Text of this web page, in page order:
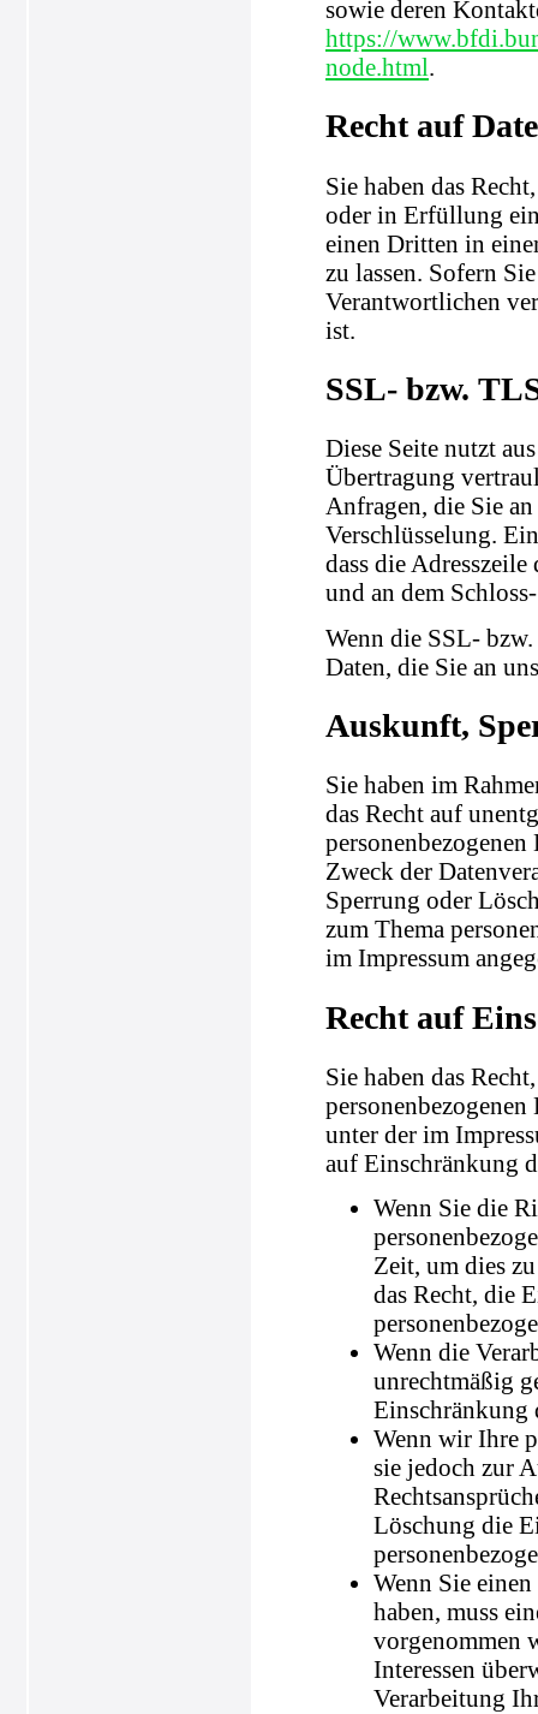
sowie deren
https://
node.html.
Recht auf
Sie haben das
oder in Erfüllung
einen Dritten in
zu lassen. Sofern
Verantwortlichen
ist.
SSL- bzw.
Diese Seite nutzt
Übertragung
Anfragen, die Sie
Verschlüsselung.
dass die
und an dem
Wenn die SSL-
Daten, die Sie an
Auskunft,
Sie haben im
das Recht auf
Zweck der
Sperrung oder
zum Thema
im Impressum
Recht auf
Sie haben das
unter der im
auf Einschränkung
Wenn Sie die
Zeit, um dies
das Recht, die
Wenn die
unrechtmäßig
Einschränkung
Wenn wir Ihre
sie jedoch zur
Löschung die
Wenn Sie
haben, muss
vorgenommen
Interessen
Verarbeitung